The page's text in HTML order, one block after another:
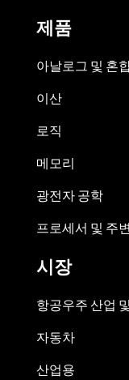
제품
아날로그 및 혼
이산
로직
메모리
광전자 공학
프로세서 및 주
시장
항공우주 산업
자동차
산업용